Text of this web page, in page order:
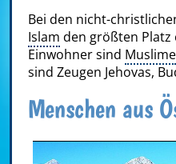
Bei den nicht-
Islam den größten Platz
Einwohner sind Muslime
sind Zeugen Jehovas,
Menschen aus